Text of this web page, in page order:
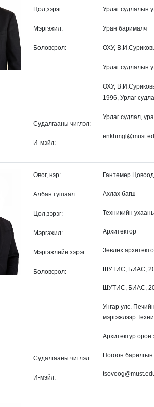
Цол,зэрэг:
Мэргэжил:
Боловсрол:
Судалгааны чиглэл:
И-мэйл:
Урлаг судлалын
Уран барималч
ОХУ,
Урлаг судлалын
ОХУ,
1996, Урлаг
Урлаг судлал,
Овог, нэр:
Албан тушаал:
Цол,зэрэг:
Мэргэжил:
Мэргэжлийн зэрэг:
Боловсрол:
Судалгааны чиглэл:
И-мэйл:
Гантөмөр
Ахлах багш
Техникийн
Архитектор
Зөвлөх
ШУТИС, БИАС,
ШУТИС, БИАС,
Унгар улс.
мэргэжлээр
Архитектур орон
Ногоон